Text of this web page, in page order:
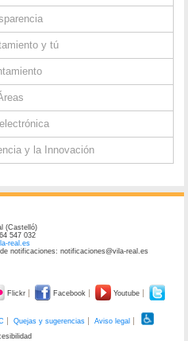
y tú
y la Innovación
(Castelló)
547 032
real.es
notificaciones: notificaciones@vila-real.es
Flickr Facebook Youtube
Quejas y sugerencias
Aviso legal